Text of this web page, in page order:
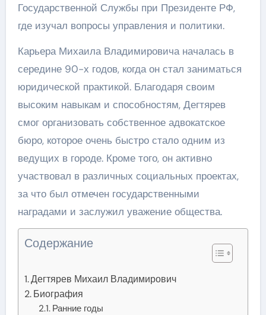
Государственной Службы при Президенте РФ,
где изучал вопросы управления и политики.
Карьера Михаила Владимировича началась в
середине 90-х годов, когда он стал заниматься
юридической практикой. Благодаря своим
высоким навыкам и способностям, Дегтярев
смог организовать собственное адвокатское
бюро, которое очень быстро стало одним из
ведущих в городе. Кроме того, он активно
участвовал в различных социальных проектах,
за что был отмечен государственными
наградами и заслужил уважение общества.
Содержание
Дегтярев Михаил Владимирович
Биография
Ранние годы